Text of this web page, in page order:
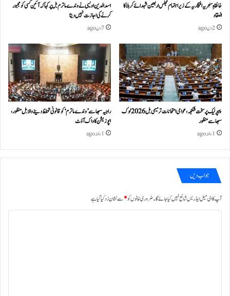
خانقاہِ سنجریہ افتخاریہ کے زیراہتمام مجلس اربعین شہدائے کربلا کا
انعقاد
2 دن ago
اسد الدین اویسی نے وندے ماترم بل پر کہا کہ آئین کسی کو مجبور
کرنے کی اجازت نہیں دیتا
7 دن ago
پیپر لیک پر سخت شکنجہ، عوامی امتحانات ترمیمی بل 2026 لوک
سبھا سے منظور
1 ہفتہ ago
راجیہ سبھا سے ’وندے ماترم‘ کو قانونی تحفظ دینے والا بل منظور،
اپوزیشن کا واک آؤٹ
1 ہفتہ ago
جواب دیں
آپ کا ای میل ایڈریس شائع نہیں کیا جائے گا۔ضروری خانوں کو*سے نشان زد کیا گیا ہے